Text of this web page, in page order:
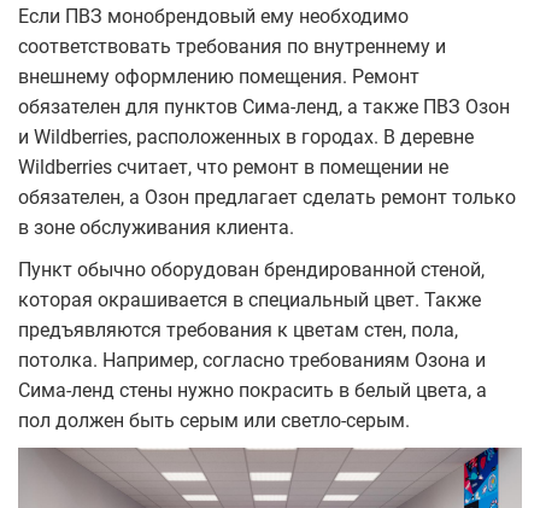
Если ПВЗ монобрендовый ему необходимо
соответствовать требования по внутреннему и
внешнему оформлению помещения. Ремонт
обязателен для пунктов Сима-ленд, а также ПВЗ Озон
и Wildberries, расположенных в городах. В деревне
Wildberries считает, что ремонт в помещении не
обязателен, а Озон предлагает сделать ремонт только
в зоне обслуживания клиента.
Пункт обычно оборудован брендированной стеной,
которая окрашивается в специальный цвет. Также
предъявляются требования к цветам стен, пола,
потолка. Например, согласно требованиям Озона и
Сима-ленд стены нужно покрасить в белый цвета, а
пол должен быть серым или светло-серым.